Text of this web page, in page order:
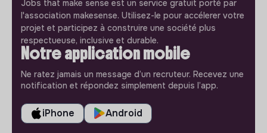
Jobs that make sense est un service gratuit porté par
l'association makesense. Utilisez-le pour accélerer votre
projet et participez à construire une société plus
respectueuse, inclusive et durable.
Notre application mobile
Ne ratez jamais un message d’un recruteur. Recevez une
notification et répondez simplement depuis l’app.
iPhone Android